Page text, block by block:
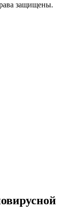
защищены.